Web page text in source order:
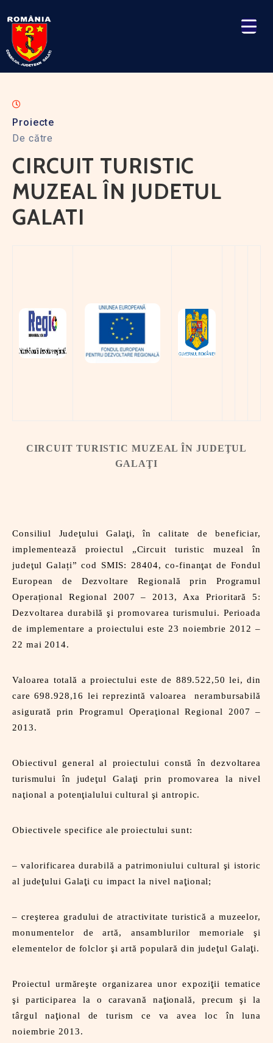
Proiecte
De către
CIRCUIT TURISTIC
MUZEAL ÎN JUDETUL
GALATI
CIRCUIT TURISTIC MUZEAL ÎN JUDEŢUL
GALAŢI
Consiliul Judeţului Galaţi, în calitate de beneficiar,
implementează proiectul „Circuit turistic muzeal în
judeţul Galați” cod SMIS: 28404, co-finanţat de Fondul
European de Dezvoltare Regională prin Programul
Operațional Regional 2007 – 2013, Axa Prioritară 5:
Dezvoltarea durabilă şi promovarea turismului. Perioada
de implementare a proiectului este 23 noiembrie 2012 –
22 mai 2014.
Valoarea totală a proiectului este de 889.522,50 lei, din
care 698.928,16 lei reprezintă valoarea nerambursabilă
asigurată prin Programul Operaţional Regional 2007 –
2013.
Obiectivul general al proiectului constă în dezvoltarea
turismului în judeţul Galaţi prin promovarea la nivel
naţional a potenţialului cultural şi antropic.
Obiectivele specifice ale proiectului sunt:
– valorificarea durabilă a patrimoniului cultural şi istoric
al judeţului Galaţi cu impact la nivel naţional;
– creşterea gradului de atractivitate turistică a muzeelor,
monumentelor de artă, ansamblurilor memoriale şi
elementelor de folclor şi artă populară din judeţul Galaţi.
Proiectul urmăreşte organizarea unor expoziţii tematice
şi participarea la o caravană naţională, precum şi la
târgul naţional de turism ce va avea loc în luna
noiembrie 2013.